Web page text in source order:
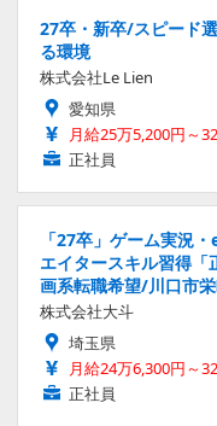
27卒・新卒/スピード
る環境
株式会社Le Lien
愛知県
月給25万5,200円～
正社員
「27卒」ゲーム実況
エイタースキル習得
画系転職希望/川口市
株式会社大斗
埼玉県
月給24万6,300円～
正社員